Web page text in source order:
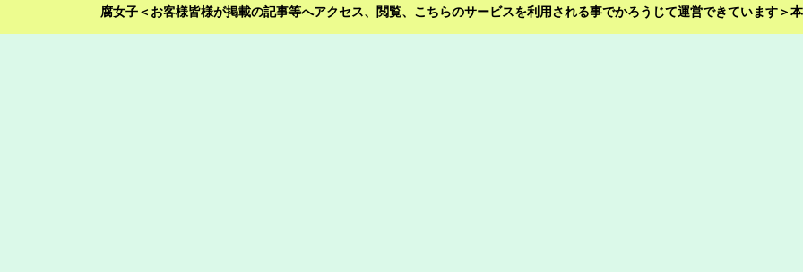
腐女子＜お客様皆様が掲載の記事等へアクセス、閲覧、こちらのサービスを利用される事でかろうじて運営できています＞